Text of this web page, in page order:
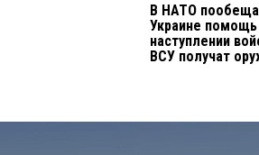
В НАТО
Украине помощь
наступлении
ВСУ получат